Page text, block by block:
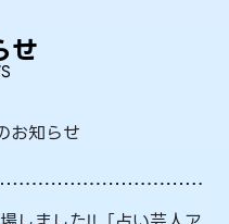
せ
お知らせ